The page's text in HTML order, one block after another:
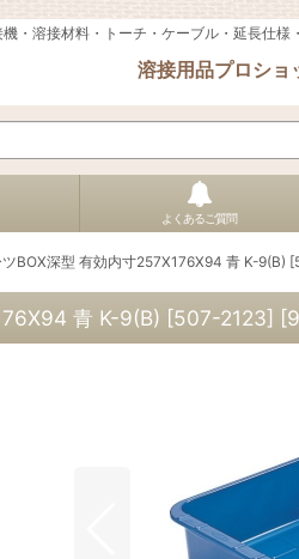
機・溶接材料・トーチ・ケーブル・延長仕
溶接用品プロショ
よくあるご質問
BOX深型 有効内寸257X176X94 青 K-9(B)
青 K-9(B) [507-2123] [